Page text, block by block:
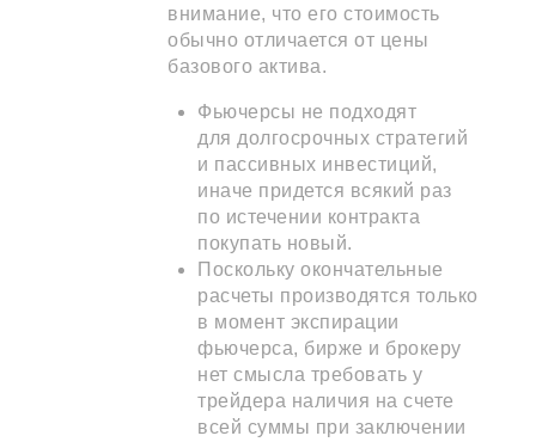
внимание, что его стоимость
обычно отличается от цены
базового актива.
Фьючерсы не подходят
для долгосрочных стратегий
и пассивных инвестиций,
иначе придется всякий раз
по истечении контракта
покупать новый.
Поскольку окончательные
расчеты производятся только
в момент экспирации
фьючерса, бирже и брокеру
нет смысла требовать у
трейдера наличия на счете
всей суммы при заключении